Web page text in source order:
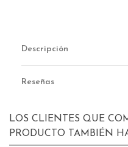
Descripción
Reseñas
LOS CLIENTES QUE
PRODUCTO TAMBIÉN